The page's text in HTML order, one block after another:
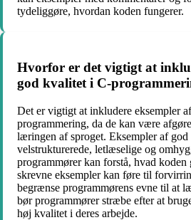
tydeliggøre, hvordan koden fungerer.
Hvorfor er det vigtigt at
god kvalitet i C-
Det er vigtigt at inkludere eksempler
programmering, da de kan være
læringen af sproget. Eksempler af
velstrukturerede, letlæselige og
programmører kan forstå, hvad
skrevne eksempler kan føre til
begrænse programmørens evne til at
bør programmører stræbe efter at
høj kvalitet i deres arbejde.